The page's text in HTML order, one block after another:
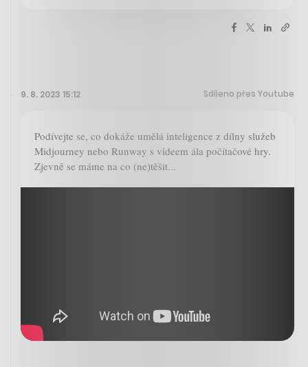
9. 8. 2023 15:12 Sdíleno přes Youtube
Podívejte se, co dokáže umělá inteligence z dílny služeb
Midjourney nebo Runway s videem ála počítačové hry.
Zjevně se máme na co (ne)těšit...